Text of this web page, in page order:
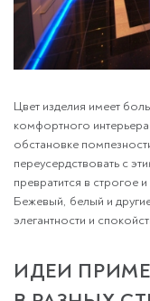
Цвет изделия имеет
комфортного
обстановке
переусердствовать с
превратится в строгое
Бежевый, белый и
элегантности и
ИДЕИ